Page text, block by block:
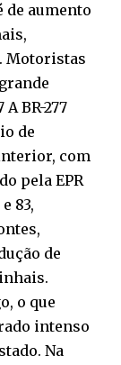
de aumento
Motoristas
BR-277
de
com
pela EPR
83,
de
o que
intenso
Na